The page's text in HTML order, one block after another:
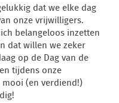
dat we elke dag
onze vrijwilligers.
belangeloos inzetten
dat willen we zeker
op de Dag van de
tijdens onze
(en verdiend!)